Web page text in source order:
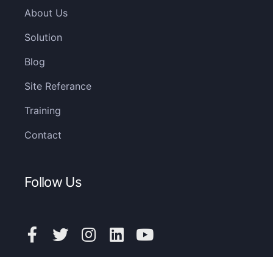
About Us
Solution
Blog
Site Referance
Training
Contact
Follow Us